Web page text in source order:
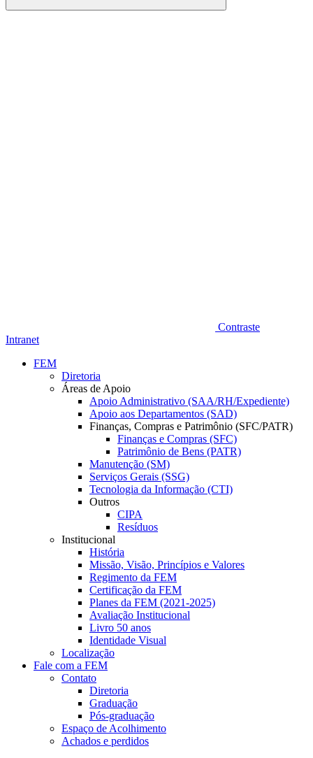
Buscar
Contraste
Intranet
FEM
Diretoria
Áreas de Apoio
Apoio Administrativo (SAA/RH/Expediente)
Apoio aos Departamentos (SAD)
Finanças, Compras e Patrimônio (SFC/PATR)
Finanças e Compras (SFC)
Patrimônio de Bens (PATR)
Manutenção (SM)
Serviços Gerais (SSG)
Tecnologia da Informação (CTI)
Outros
CIPA
Resíduos
Institucional
História
Missão, Visão, Princípios e Valores
Regimento da FEM
Certificação da FEM
Planes da FEM (2021-2025)
Avaliação Institucional
Livro 50 anos
Identidade Visual
Localização
Fale com a FEM
Contato
Diretoria
Graduação
Pós-graduação
Espaço de Acolhimento
Achados e perdidos